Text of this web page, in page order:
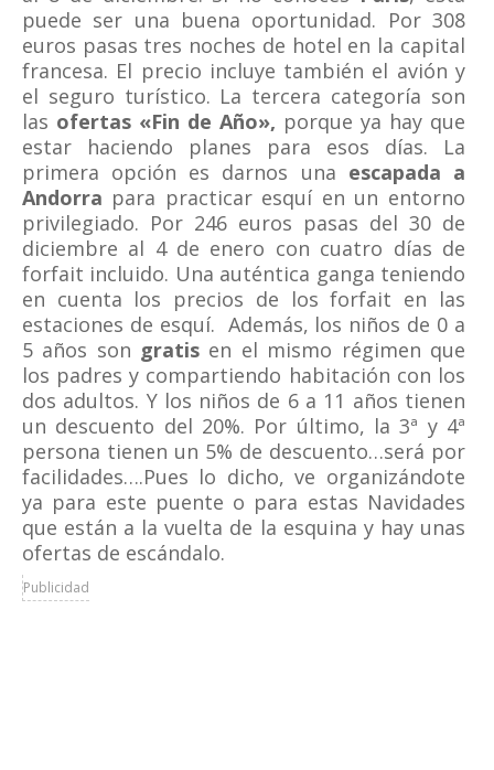
puede ser una buena oportunidad. Por 308
euros pasas tres noches de hotel en la capital
francesa. El precio incluye también el avión y
el seguro turístico. La tercera categoría son
las ofertas «Fin de Año», porque ya hay que
estar haciendo planes para esos días. La
primera opción es darnos una escapada a
Andorra para practicar esquí en un entorno
privilegiado. Por 246 euros pasas del 30 de
diciembre al 4 de enero con cuatro días de
forfait incluido. Una auténtica ganga teniendo
en cuenta los precios de los forfait en las
estaciones de esquí. Además, los niños de 0 a
5 años son gratis en el mismo régimen que
los padres y compartiendo habitación con los
dos adultos. Y los niños de 6 a 11 años tienen
un descuento del 20%. Por último, la 3ª y 4ª
persona tienen un 5% de descuento…será por
facilidades….Pues lo dicho, ve organizándote
ya para este puente o para estas Navidades
que están a la vuelta de la esquina y hay unas
ofertas de escándalo.
Publicidad